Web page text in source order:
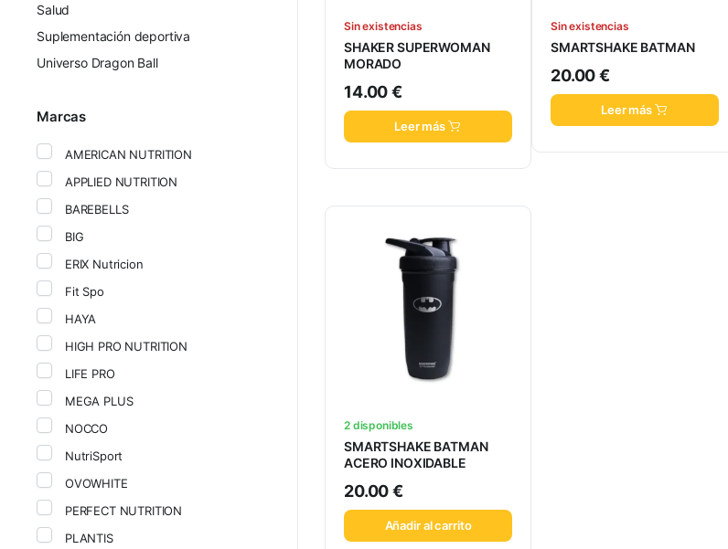
Sin existencias
SHAKER SUPERWOMAN
MORADO
14.00€
Leer más
Sin existencias
SMARTSHAKE BATMAN
20.00€
Leer más
2 disponibles
SMARTSHAKE BATMAN
ACERO INOXIDABLE
20.00€
Añadir al carrito
Salud
Suplementación deportiva
Universo Dragon Ball
Marcas
AMERICAN NUTRITION
APPLIED NUTRITION
BAREBELLS
BIG
ERIX Nutricion
Fit Spo
HAYA
HIGH PRO NUTRITION
LIFE PRO
MEGA PLUS
NOCCO
NutriSport
OVOWHITE
PERFECT NUTRITION
PLANTIS